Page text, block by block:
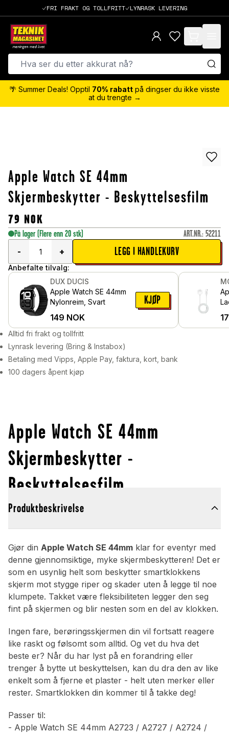
FRI FRAKT OG TOLLFRITT LYNRASK LEVERING
items in cart,
🌴 Summer Deals! Opptil 70% rabatt på dingser du ikke visste
at du trengte →
Apple Watch SE 44mm
Skjermbeskytter - Beskyttelsesfilm
79 NOK
På lager (Flere enn 20 stk) ART.NR.: 52211
-
+ LEGG I HANDLEKURV
Anbefalte tilvalg:
DUX DUCIS
Apple Watch SE 44mm
Nylonreim, Svart
149 NOK
KJØP
Alltid fri frakt og tollfritt
Lynrask levering (Bring & Instabox)
Betaling med Vipps, Apple Pay, faktura, kort, bank
100 dagers åpent kjøp
Apple Watch SE 44mm
Skjermbeskytter -
Beskyttelsesfilm
Produktbeskrivelse
Gjør din Apple Watch SE 44mm klar for eventyr med
denne gjennomsiktige, myke skjermbeskytteren! Det er
som en usynlig helt som beskytter smartklokkens
skjerm mot stygge riper og skader uten å legge til noe
klumpete. Takket være fleksibiliteten legger den seg
fint på skjermen og blir nesten som en del av klokken.
Ingen fare, berøringsskjermen din vil fortsatt reagere
like raskt og følsomt som alltid. Og vet du hva det
beste er? Når du har lyst på en forandring eller
trenger å bytte ut beskyttelsen, kan du dra den av like
enkelt som å fjerne et plaster - helt uten merker eller
rester. Smartklokken din kommer til å takke deg!
Passer til:
- Apple Watch SE 44mm A2723 / A2727 / A2724 /